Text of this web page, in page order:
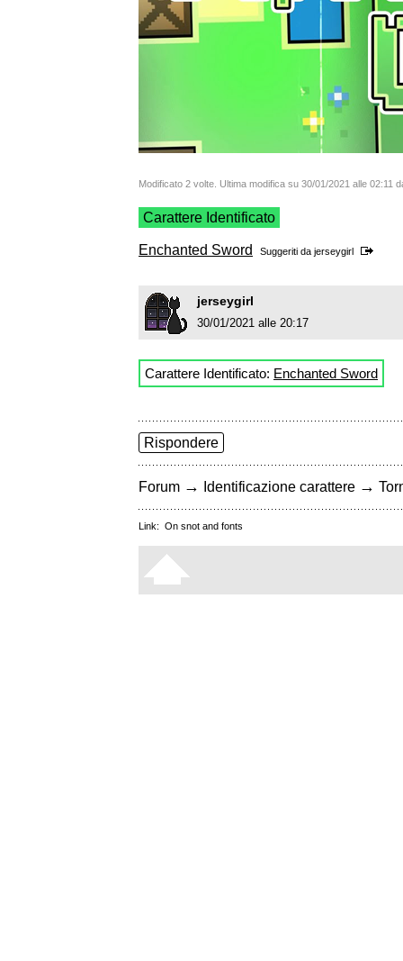
Modificato 2 volte. Ultima modifica su 30/01/2021 alle 02:11
Carattere Identificato
Enchanted Sword Suggeriti da jerseygirl
jerseygirl
30/01/2021 alle 20:17
Carattere Identificato: Enchanted Sword
Rispondere
Forum → Identificazione carattere →
Link: On snot and fonts